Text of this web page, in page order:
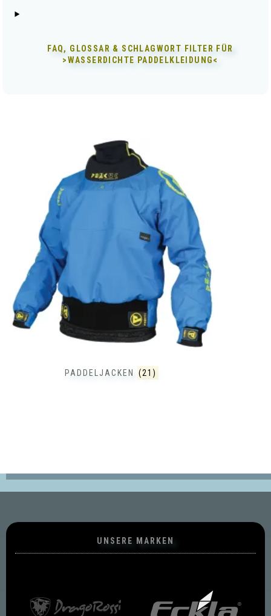
FAQ, GLOSSAR & SCHLAGWORT FILTER FÜR
>WASSERDICHTE PADDELKLEIDUNG<
PADDELJACKEN (21)
UNSERE MARKEN